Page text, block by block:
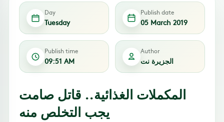
Day
Tuesday
Publish date
05 March 2019
Publish time
09:51 AM
Author
الجزيرة نت
المكملات الغذائية.. قاتل صامت
يجب التخلص منه